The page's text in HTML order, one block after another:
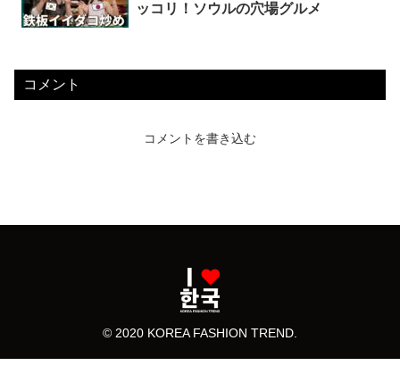
ッコリ！ソウルの穴場グルメ
コメント
コメントを書き込む
© 2020 KOREA FASHION TREND.